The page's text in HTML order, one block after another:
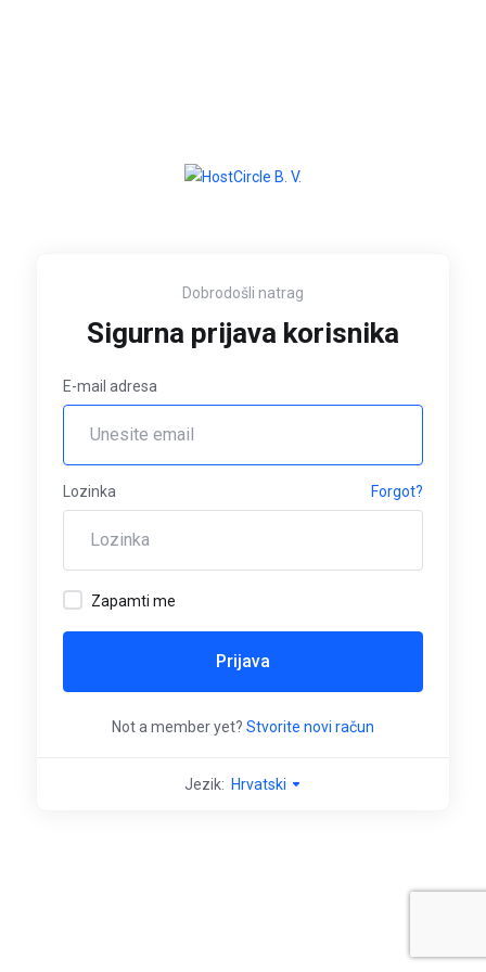
Dobrodošli natrag
Sigurna prijava korisnika
E-mail adresa
Lozinka Forgot?
Zapamti me
Prijava
Not a member yet? Stvorite novi račun
Jezik: Hrvatski